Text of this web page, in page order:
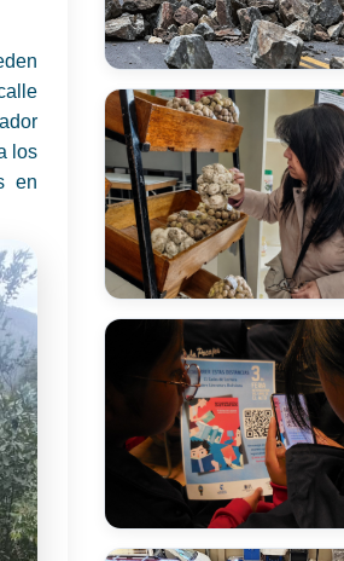
los
en